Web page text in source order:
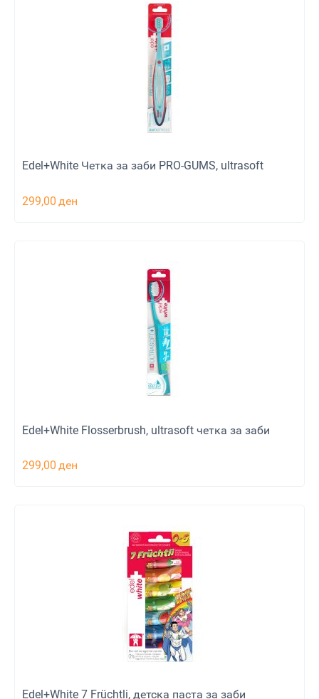
Edel+White Четка за заби PRO-GUMS, ultrasoft
299,00 ден
Edel+White Flosserbrush, ultrasoft четка за заби
299,00 ден
Edel+White 7 Früchtli, детска паста за заби